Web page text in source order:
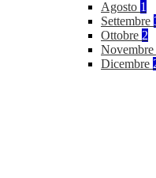
Agosto 1
Settembre
Ottobre 2
Novembre
Dicembre